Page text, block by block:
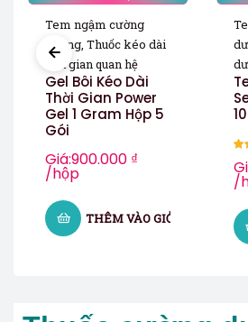
Tem ngậm cường
dương Thuốc kéo dài
thời gian quan hệ
Gel Bôi Kéo Dài
Thời Gian Power
Gel 1 Gram Hộp 5
Gói
Giá:900.000 ₫
/hộp
THÊM VÀO GIỎ HÀNG
sao
/